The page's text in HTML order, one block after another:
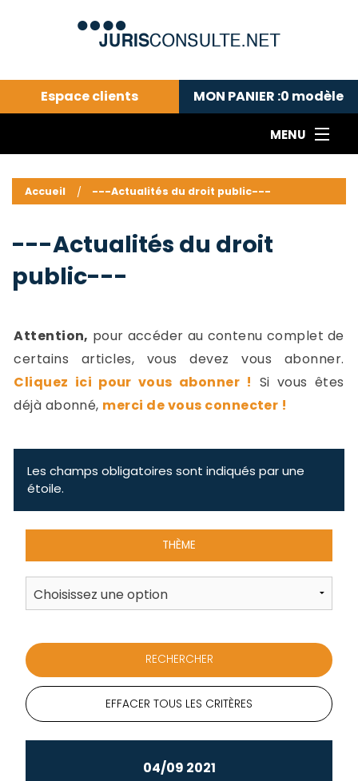
Espace clients MON PANIER :0 modèle
MENU
---Actualités du droit public---
Droit pénal---
Droit privé ---
Abonnement aux actualités
Accueil ---Actualités du droit public---
---Actualités du droit
public---
Attention, pour accéder au contenu complet de
certains articles, vous devez vous abonner.
Cliquez ici pour vous abonner ! Si vous êtes
déjà abonné, merci de vous connecter !
Les champs obligatoires sont indiqués par une
étoile.
THÈME
EFFACER TOUS LES CRITÈRES
04/09 2021